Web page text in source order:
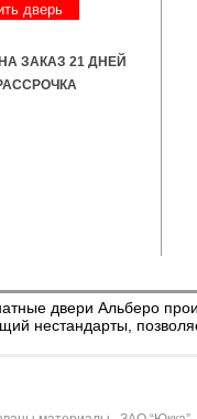
дверь
НА ЗАКАЗ 21 ДНЕЙ
двери Альберо
нестандарты,